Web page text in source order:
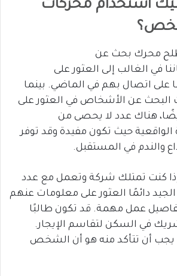
استخدام محركات
محرك بحث عن
في الغالب إلى العثور على
على اتصال بهم في الماضي. بينما
عن الأشخاص في العثور على
هناك عدد لا يحصى من
الواقعية حيث تكون مفيدة وقد توفر
والندم في المستقبل.
كنت تمتلك شركة وتعمل مع عدد
دائمًا العثور على معلومات عنهم
عمل مهمة. قد تكون طالبًا
في السكن لتقاسم الإيجار.
يجب أن تتأكد منه هو أن الشخص